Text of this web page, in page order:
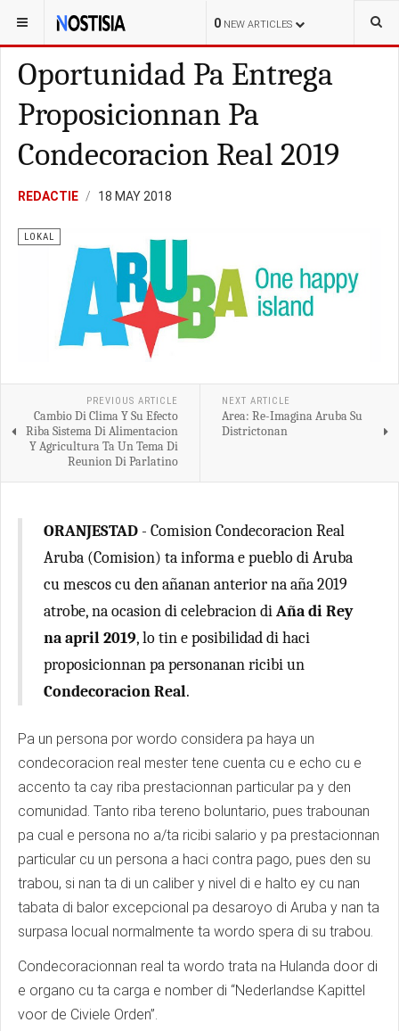
0 NEW ARTICLES
YOU ARE HERE: ARUBA
Oportunidad Pa Entrega
Proposicionnan Pa
Condecoracion Real 2019
REDACTIE 18 MAY 2018
LOKAL
PREVIOUS ARTICLE
Cambio Di Clima Y Su Efecto
Riba Sistema Di Alimentacion
Y Agricultura Ta Un Tema Di
Reunion Di Parlatino
NEXT ARTICLE
Area: Re-Imagina Aruba Su
Districtonan
ORANJESTAD - Comision Condecoracion Real
Aruba (Comision) ta informa e pueblo di Aruba
cu mescos cu den añanan anterior na aña 2019
atrobe, na ocasion di celebracion diAña di Rey
na april 2019, lo tin e posibilidad di haci
proposicionnan pa personanan ricibi un
Condecoracion Real.
Pa un persona por wordo considera pa haya un
condecoracion real mester tene cuenta cu e echo cu e
accento ta cay riba prestacionnan particular pa y den
comunidad. Tanto riba tereno boluntario, pues trabounan
pa cual e persona no a/ta ricibi salario y pa prestacionnan
particular cu un persona a haci contra pago, pues den su
trabou, si nan ta di un caliber y nivel di e halto ey cu nan
tabata di balor excepcional pa desaroyo di Aruba y nan ta
surpasa locual normalmente ta wordo spera di su trabou.
Condecoracionnan real ta wordo trata na Hulanda door di
e organo cu ta carga e nomber di “Nederlandse Kapittel
voor de Civiele Orden”.